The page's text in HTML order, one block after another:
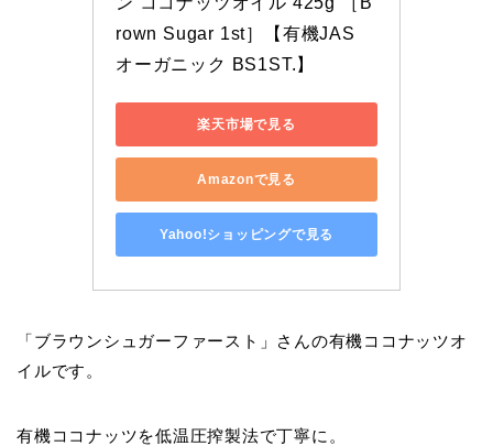
rown Sugar 1st］【有機JAS
オーガニック BS1ST.】
楽天市場で見る
Amazonで見る
Yahoo!ショッピングで見る
「ブラウンシュガーファースト」さんの有機ココナッツオ
イルです。
有機ココナッツを低温圧搾製法で丁寧に。